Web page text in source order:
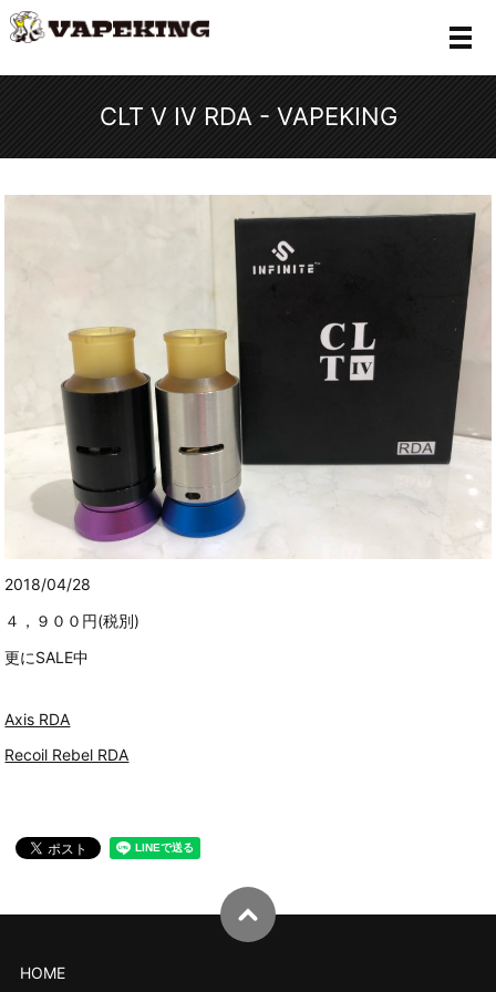
メ
CLT V Ⅳ RDA - VAPEKING
2018/04/28
４，９００円(税別)
更にSALE中
Axis RDA
Recoil Rebel RDA
HOME